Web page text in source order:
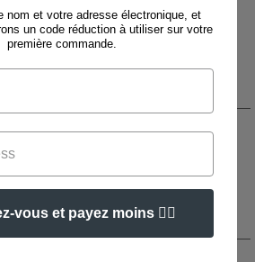
54, 1160, Bruxelles
Pour les retours, voir ici
nom et votre adresse électronique, et
un code réduction à utiliser sur votre
première commande.
vous et payez moins 👍🏼